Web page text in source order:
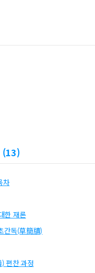
(13)
차
한 재론
간독(草簡牘)
편찬 과정